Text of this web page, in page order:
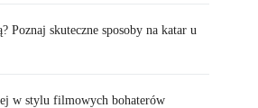
Poznaj skuteczne sposoby na katar u
w stylu filmowych bohaterów